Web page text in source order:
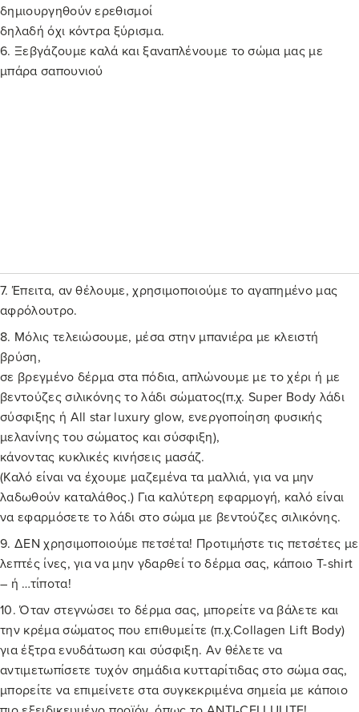
δημιουργηθούν ερεθισμοί
δηλαδή όχι κόντρα ξύρισμα.
6. Ξεβγάζουμε καλά και ξαναπλένουμε το σώμα μας με
μπάρα σαπουνιού
7. Έπειτα, αν θέλουμε, χρησιμοποιούμε το αγαπημένο μας
αφρόλουτρο.
8. Μόλις τελειώσουμε, μέσα στην μπανιέρα με κλειστή
βρύση,
σε βρεγμένο δέρμα στα πόδια, απλώνουμε με το χέρι ή με
βεντούζες σιλικόνης το λάδι σώματος(π.χ.Super Body λάδι
σύσφιξης ή All star luxury glow, ενεργοποίηση φυσικής
μελανίνης του σώματος και σύσφιξη),
κάνοντας κυκλικές κινήσεις μασάζ.
(Καλό είναι να έχουμε μαζεμένα τα μαλλιά, για να μην
λαδωθούν καταλάθος.) Για καλύτερη εφαρμογή, καλό είναι
να εφαρμόσετε το λάδι στο σώμα με βεντούζες σιλικόνης.
9. ΔΕΝ χρησιμοποιούμε πετσέτα! Προτιμήστε τις πετσέτες με
λεπτές ίνες, για να μην γδαρθεί το δέρμα σας, κάποιο T-shirt
– ή …τίποτα!
10. Όταν στεγνώσει το δέρμα σας, μπορείτε να βάλετε και
την κρέμα σώματος που επιθυμείτε (π.χ.Collagen Lift Body)
για έξτρα ενυδάτωση και σύσφιξη. Αν θέλετε να
αντιμετωπίσετε τυχόν σημάδια κυτταρίτιδας στο σώμα σας,
μπορείτε να επιμείνετε στα συγκεκριμένα σημεία με κάποιο